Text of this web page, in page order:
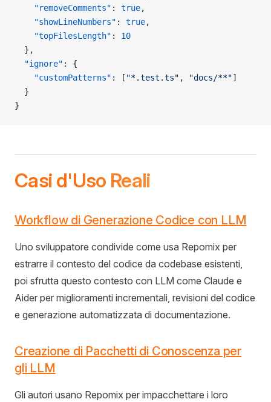
    "removeComments"
: true,
    "showLineNumbers"
: true,
    "topFilesLength"
: 10
  },
  "ignore"
: {
    "customPatterns"
: [ "*.test.ts" , "docs/**"]
  }
}
Casi d'Uso Reali
Workflow di Generazione Codice con LLM
Uno sviluppatore condivide come usa Repomix per
estrarre il contesto del codice da codebase esistenti,
poi sfrutta questo contesto con LLM come Claude e
Aider per miglioramenti incrementali, revisioni del codice
e generazione automatizzata di documentazione.
Creazione di Pacchetti di Conoscenza per
gli LLM
Gli autori usano Repomix per impacchettare i loro